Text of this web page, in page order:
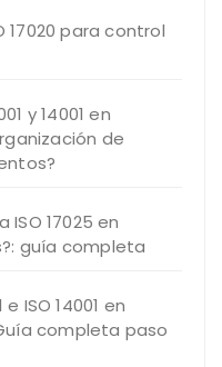
17020 para control
y 14001 en
de
17025 en
guía completa
ISO 14001 en
completa paso